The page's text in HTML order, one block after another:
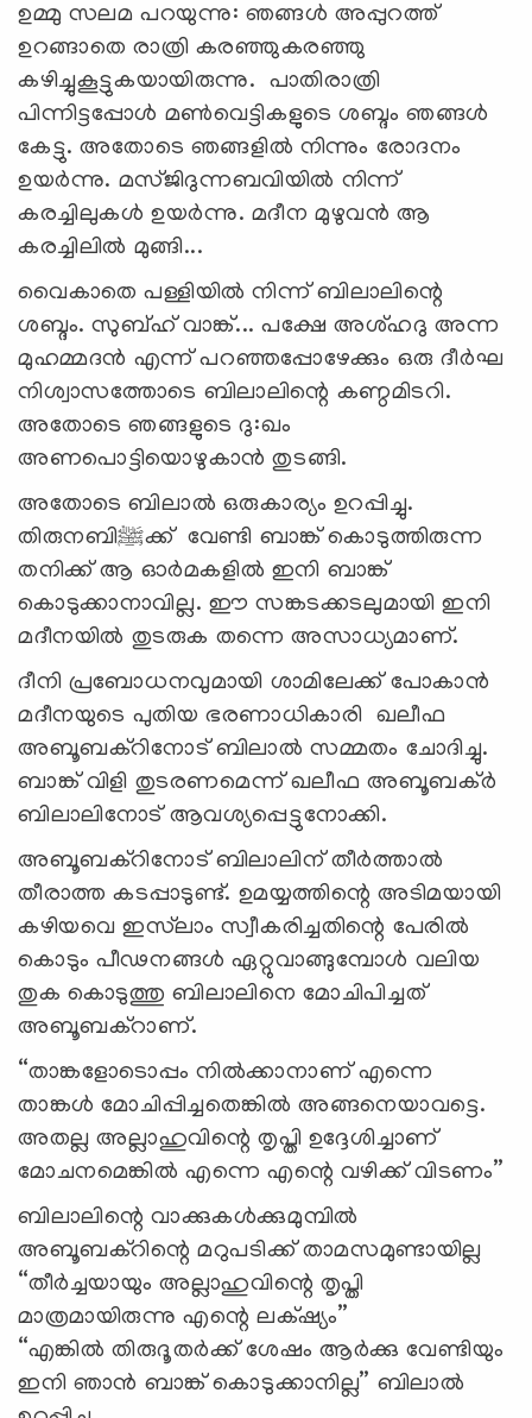
ഉമ്മു സലമ പറയുന്നു: ഞങ്ങള്‍ അപ്പുറത്ത്
ഉറങ്ങാതെ രാത്രി കരഞ്ഞുകരഞ്ഞു
കഴിച്ചുകൂട്ടുകയായിരുന്നു. പാതിരാത്രി
പിന്നിട്ടപ്പോള്‍ മണ്‍വെട്ടികളുടെ ശബ്ദം ഞങ്ങള്‍
കേട്ടു. അതോടെ ഞങ്ങളില്‍ നിന്നും രോദനം
ഉയര്‍ന്നു. മസ്ജിദുന്നബവിയില്‍ നിന്ന്
കരച്ചിലുകള്‍ ഉയര്‍ന്നു. മദീന മുഴുവന്‍ ആ
കരച്ചിലില്‍ മുങ്ങി...
വൈകാതെ പള്ളിയില്‍ നിന്ന് ബിലാലിന്റെ
ശബ്ദം. സുബ്ഹ് വാങ്ക്... പക്ഷേ അശ്ഹദു അന്ന
മുഹമ്മദന്‍ എന്ന് പറഞ്ഞപ്പോഴേക്കും ഒരു ദീര്‍ഘ
നിശ്വാസത്തോടെ ബിലാലിന്റെ കണ്ഠമിടറി.
അതോടെ ഞങ്ങളുടെ ദു:ഖം
അണപൊട്ടിയൊഴുകാന്‍ തുടങ്ങി.
അതോടെ ബിലാല്‍ ഒരുകാര്യം ഉറപ്പിച്ചു.
തിരുനബിﷺക്ക് വേണ്ടി ബാങ്ക് കൊടുത്തിരുന്ന
തനിക്ക് ആ ഓര്‍മകളില്‍ ഇനി ബാങ്ക്
കൊടുക്കാനാവില്ല. ഈ സങ്കടക്കടലുമായി ഇനി
മദീനയില്‍ തുടരുക തന്നെ അസാധ്യമാണ്.
ദീനി പ്രബോധനവുമായി ശാമിലേക്ക് പോകാന്‍
മദീനയുടെ പുതിയ ഭരണാധികാരി ഖലീഫ
അബൂബക്റിനോട് ബിലാല്‍ സമ്മതം ചോദിച്ചു.
ബാങ്ക് വിളി തുടരണമെന്ന് ഖലീഫ അബൂബക്ര്‍
ബിലാലിനോട് ആവശ്യപ്പെട്ടുനോക്കി.
അബൂബക്റിനോട് ബിലാലിന് തീര്‍ത്താല്‍
തീരാത്ത കടപ്പാടുണ്ട്. ഉമയ്യത്തിന്റെ അടിമയായി
കഴിയവെ ഇസ്‌ലാം സ്വീകരിച്ചതിന്റെ പേരില്‍
കൊടും പീഢനങ്ങള്‍ ഏറ്റുവാങ്ങുമ്പോള്‍ വലിയ
തുക കൊടുത്തു ബിലാലിനെ മോചിപിച്ചത്
അബൂബക്റാണ്.
“താങ്കളോടൊപ്പം നില്‍ക്കാനാണ് എന്നെ
താങ്കള്‍ മോചിപ്പിച്ചതെങ്കില്‍ അങ്ങനെയാവട്ടെ.
അതല്ല അല്ലാഹുവിന്റെ തൃപ്തി ഉദ്ദേശിച്ചാണ്
മോചനമെങ്കില്‍ എന്നെ എന്റെ വഴിക്ക് വിടണം”
ബിലാലിന്റെ വാക്കുകൾക്കുമുമ്പിൽ
അബൂബക്റിന്റെ മറുപടിക്ക് താമസമുണ്ടായില്ല
“തീര്‍ച്ചയായും അല്ലാഹുവിന്റെ തൃപ്തി
മാത്രമായിരുന്നു എന്റെ ലക്‌ഷ്യം”
“എങ്കില്‍ തിരുദൂതര്‍ക്ക് ശേഷം ആര്‍ക്കു വേണ്ടിയും
ഇനി ഞാന്‍ ബാങ്ക് കൊടുക്കാനില്ല” ബിലാല്‍